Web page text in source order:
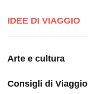
IDEE DI VIAGGIO
Arte e cultura
Consigli di Viaggio